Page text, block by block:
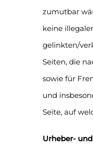
zumutbar
keine
gelinkten/
Seiten, die
sowie für
und
Seite, auf
Urheber-